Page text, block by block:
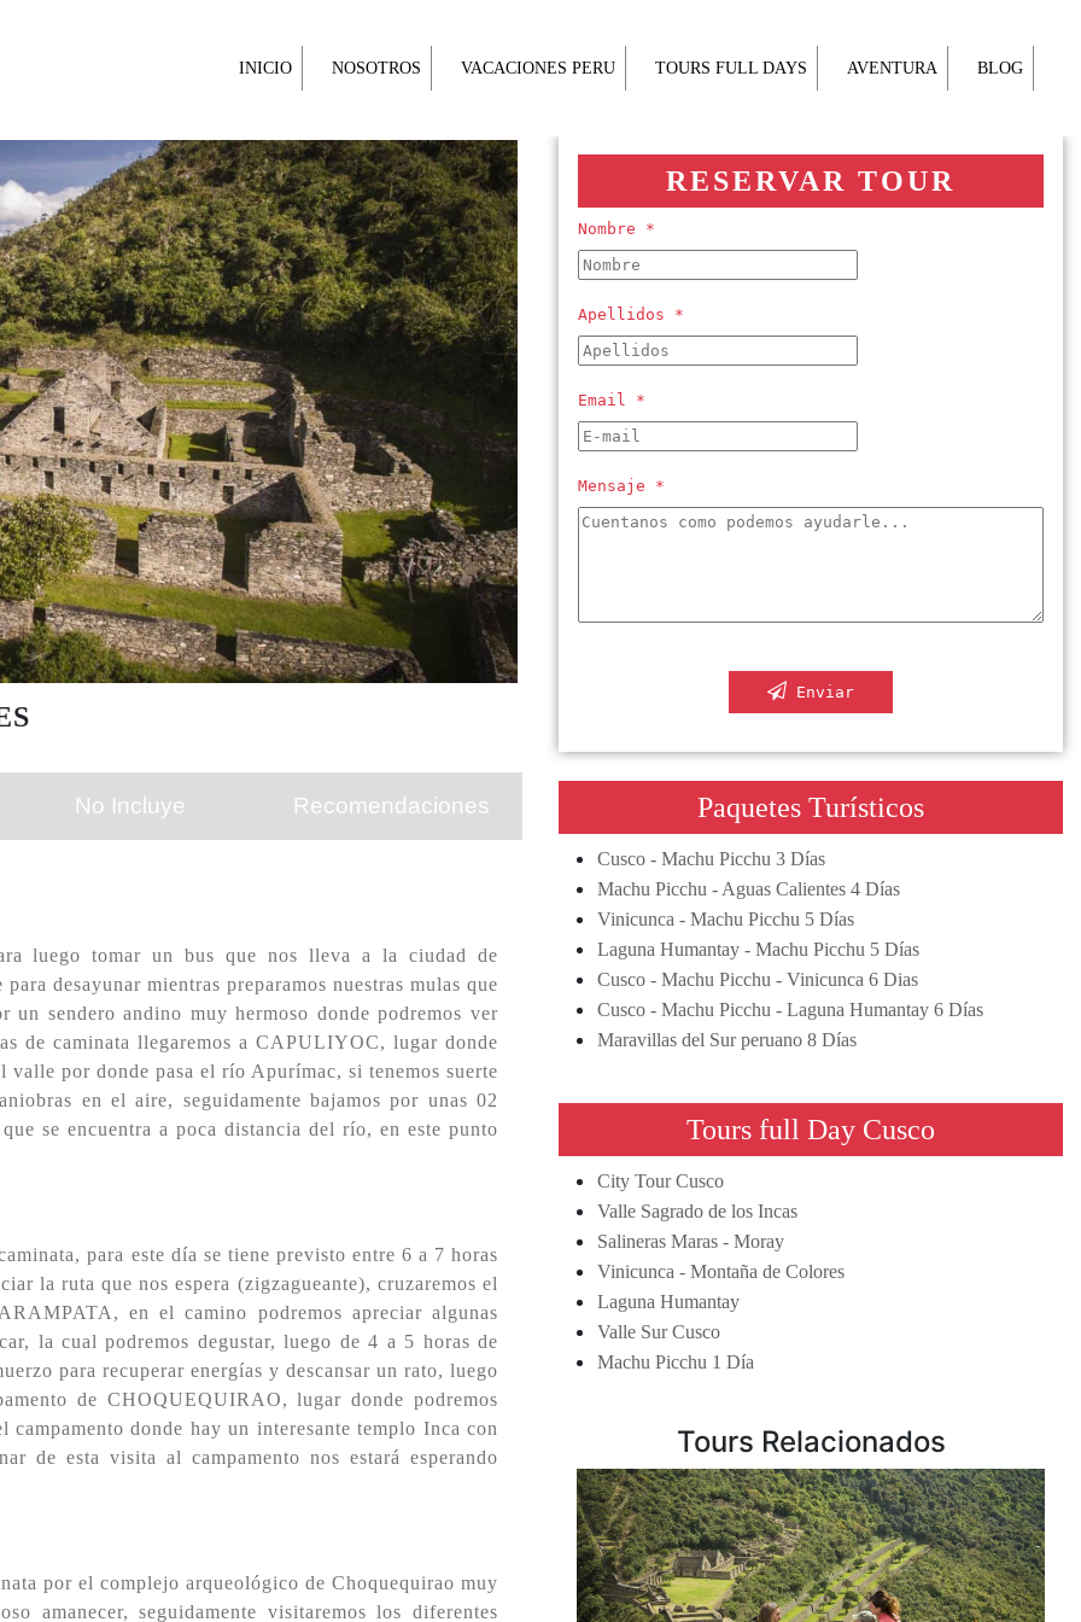
INICIO NOSOTROS VACACIONES PERU TOURS FULL DAYS AVENTURA BLOG
No Incluye Recomendaciones
luego tomar un bus que nos lleva a la ciudad de
desayunar mientras preparamos nuestras mulas que
un sendero andino muy hermoso donde podremos ver
de caminata llegaremos a CAPULIYOC, lugar donde
valle por donde pasa el río Apurímac, si tenemos suerte
en el aire, seguidamente bajamos por unas 02
se encuentra a poca distancia del río, en este punto
para este día se tiene previsto entre 6 a 7 horas
la ruta que nos espera (zigzagueante), cruzaremos el
en el camino podremos apreciar algunas
la cual podremos degustar, luego de 4 a 5 horas de
para recuperar energías y descansar un rato, luego
de CHOQUEQUIRAO, lugar donde podremos
donde hay un interesante templo Inca con
de esta visita al campamento nos estará esperando
por el complejo arqueológico de Choquequirao muy
amanecer, seguidamente visitaremos los diferentes
RESERVAR TOUR
Nombre *
Apellidos *
Email *
Mensaje *
Enviar
Paquetes Turísticos
Cusco - Machu Picchu 3 Días
Machu Picchu - Aguas Calientes 4 Días
Vinicunca - Machu Picchu 5 Días
Laguna Humantay - Machu Picchu 5 Días
Cusco - Machu Picchu - Vinicunca 6 Dias
Cusco - Machu Picchu - Laguna Humantay 6 Días
Maravillas del Sur peruano 8 Días
Tours full Day Cusco
City Tour Cusco
Valle Sagrado de los Incas
Salineras Maras - Moray
Vinicunca - Montaña de Colores
Laguna Humantay
Valle Sur Cusco
Machu Picchu 1 Día
Tours Relacionados